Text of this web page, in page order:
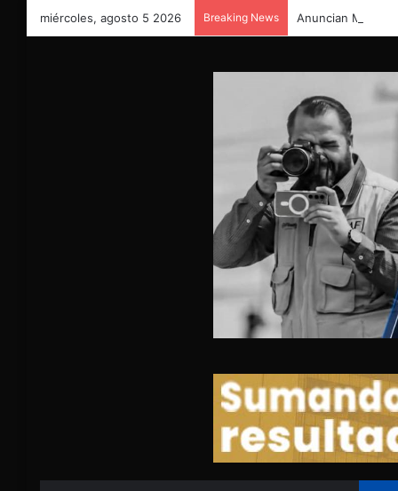
miércoles, agosto 5 2026 Breaking News Anuncian Miriam